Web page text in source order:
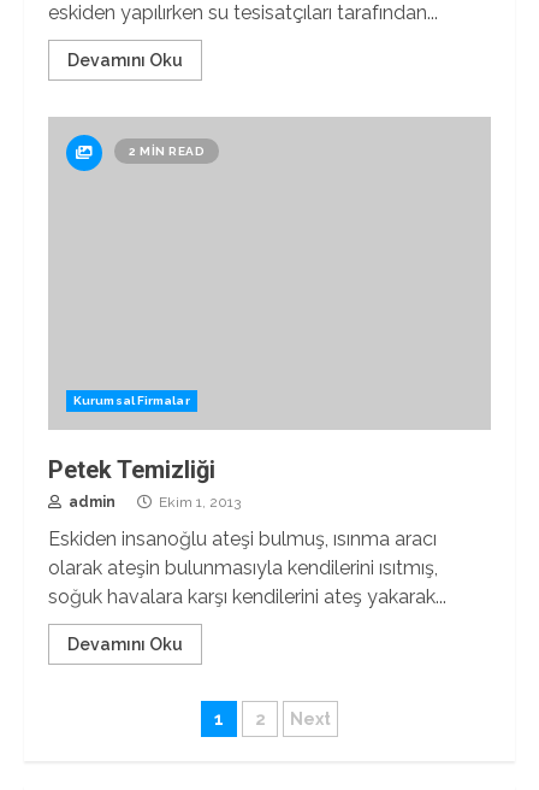
eskiden yapılırken su tesisatçıları tarafından...
Devamını Oku
2 MIN READ
Kurumsal Firmalar
Petek Temizliği
admin Ekim 1, 2013
Eskiden insanoğlu ateşi bulmuş, ısınma aracı
olarak ateşin bulunmasıyla kendilerini ısıtmış,
soğuk havalara karşı kendilerini ateş yakarak...
Devamını Oku
Yazı
1 2 Next